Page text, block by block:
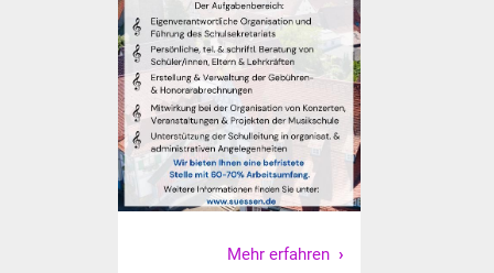
Ostermarkt
Einrichtungen
Hallenbad
Stadtbücherei
Stadtarchiv
Zehntscheuer
Mehr erfahren